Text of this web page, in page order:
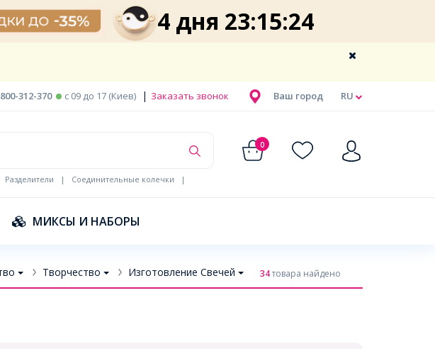
4 дня 23:15:23
RU
Ваш город
312-370 c 09 до 17 (Киев) | Заказать звонок
0
Разделители | Соединительные колечки
|
МИКСЫ И НАБОРЫ
Творчество Изготовление Свечей 34товара найдено